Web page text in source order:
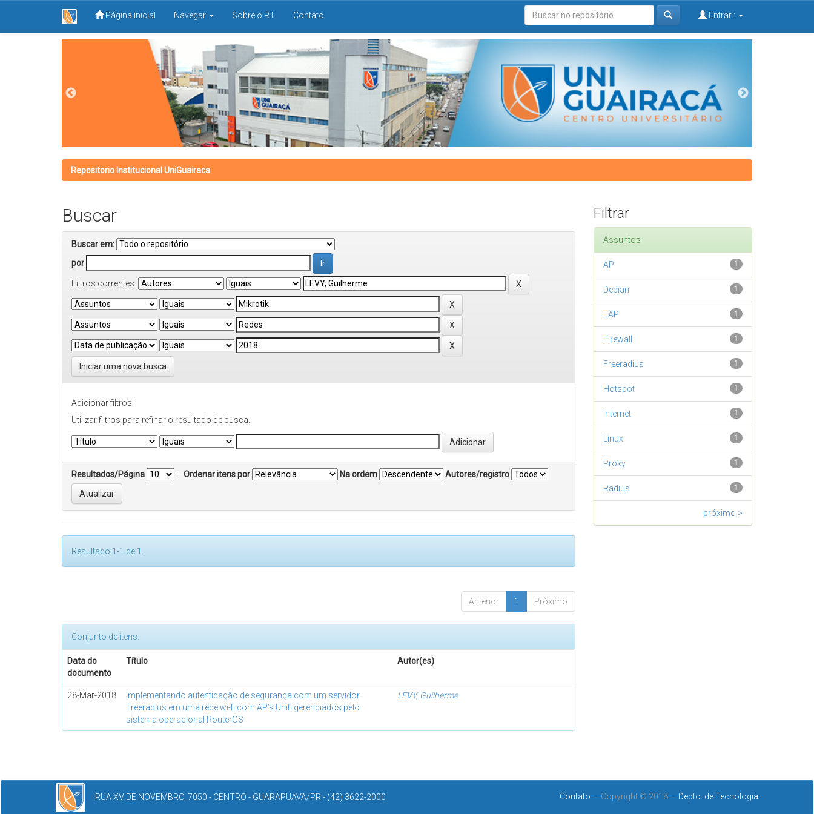
Página inicial Navegar Sobre o R.I. Contato Entrar :
Repositorio Institucional UniGuairaca
Buscar
Buscar em:
por
Filtros correntes:
Iniciar uma nova busca
Adicionar filtros:
Utilizar filtros para refinar o resultado de busca.
Resultados/Página Ordenar itens por Na ordem Autores/registro
Resultado 1-1 de 1.
Anterior 1 Próximo
Conjunto de itens:
Data do
documento
Título Autor(es)
28-Mar-2018
Implementando autenticação de segurança com um servidor
Freeradius em uma rede wi-fi com AP’s Unifi gerenciados pelo
sistema operacional RouterOS
LEVY, Guilherme
Filtrar
Assuntos
1
AP
1
Debian
1
EAP
1
Firewall
1
Freeradius
1
Hotspot
1
Internet
1
Linux
1
Proxy
1
Radius
próximo >
RUA XV DE NOVEMBRO, 7050 - CENTRO - GUARAPUAVA/PR - (42) 3622-2000 Contato — Copyright © 2018 — Depto. de Tecnologia